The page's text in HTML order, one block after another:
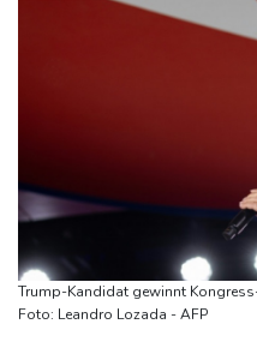
Millionendeal perfekt:
US-Republikaner wollen
Forlán wird Nationaltrainer
Böden in Deutschland
und 2022
Mutter mit 71 Stichen
Nach Ausweisung von
"politische Verfolgung" vor
Trump-Kandidat gewinnt
Foto: Leandro Lozada - AFP